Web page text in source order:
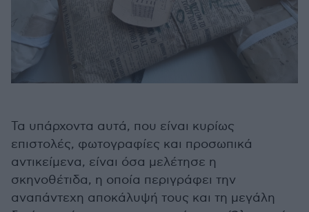
Τα υπάρχοντα αυτά, που είναι κυρίως
επιστολές, φωτογραφίες και προσωπικά
αντικείμενα, είναι όσα μελέτησε η
σκηνοθέτιδα, η οποία περιγράφει την
αναπάντεχη αποκάλυψή τους και τη μεγάλη